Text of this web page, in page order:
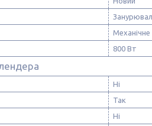
Механічне
800 Вт
Ні
Так
Ні